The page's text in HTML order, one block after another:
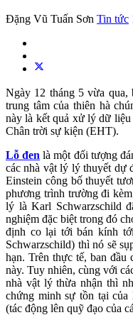
Đặng Vũ Tuấn Sơn Tin tức
Ngày 12 tháng 5 vừa qua,
trung tâm của thiên hà
này là kết quả xử lý dữ
Chân trời sự kiện (EHT).
Lỗ đen là một đối tượng
các nhà vật lý lý thuyết dự
Einstein công bố thuyết
phương trình trường đi
lý là Karl Schwarzschild
nghiệm đặc biệt trong đó
định co lại tới bán kính
Schwarzschild) thì nó sẽ
hạn. Trên thực tế, ban đầu
này. Tuy nhiên, cùng với
nhà vật lý thừa nhận thì
chứng minh sự tồn tại của
(tác động lên quỹ đạo của